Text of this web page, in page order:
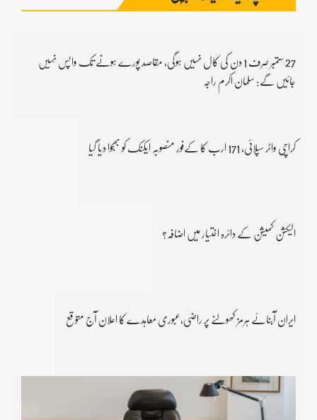
27 ستمبر صرف 1 دن کی کال نہیں ہوگی، مقاصد پورے ہونے تک واپس نہیں
جائیں گے: سلمان اکرم راجہ
کراچی واٹر سپلائی، 171 ارب کا کےفور منصوبہ ایکنک کو بھجوا دیا گیا
الیکشن کمیشن کے دائرہ اختیار میں اضافہ؟
ایران آبنائے ہرمز کھولنے پر راضی،عبوری معاہدے کا اعلان آج متوقع